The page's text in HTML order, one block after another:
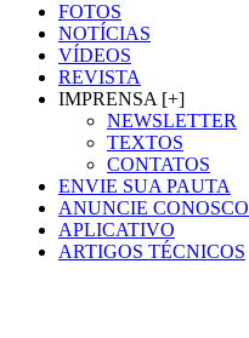
FOTOS
NOTÍCIAS
VÍDEOS
REVISTA
IMPRENSA [+]
NEWSLETTER
TEXTOS
CONTATOS
ENVIE SUA PAUTA
ANUNCIE CONOSCO
APLICATIVO
ARTIGOS TÉCNICOS